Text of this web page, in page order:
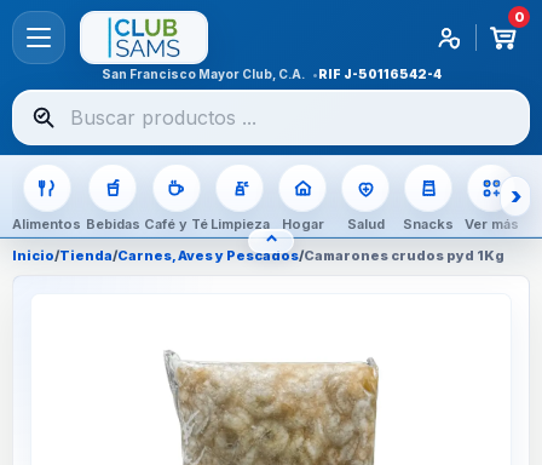
0
San Francisco Mayor Club, C.A. RIF J-50116542-4
Buscar
productos
Alimentos Bebidas Café y Té Limpieza Hogar Salud Snacks Ver más
⌃OCULTAR CATEGORÍAS
Inicio/Tienda/Carnes, Aves y Pescados/Camarones crudos pyd 1Kg